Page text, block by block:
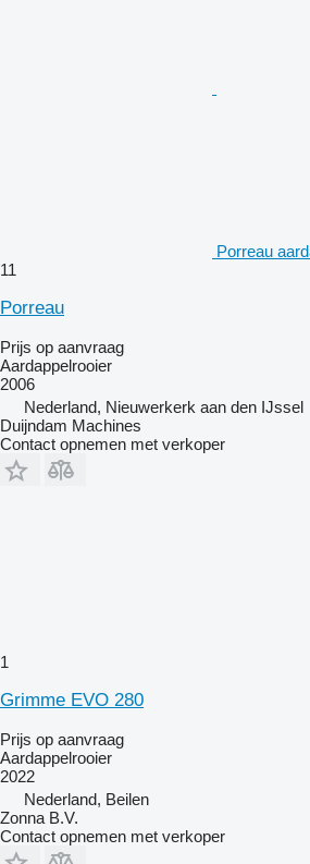
Porreau
11
Porreau
Prijs op aanvraag
Aardappelrooier
2006
Nederland, Nieuwerkerk aan den IJssel
Duijndam Machines
Contact opnemen met verkoper
1
Grimme EVO 280
Prijs op aanvraag
Aardappelrooier
2022
Nederland, Beilen
Zonna B.V.
Contact opnemen met verkoper